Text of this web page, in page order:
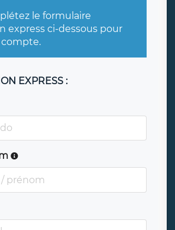
le formulaire
express ci-dessous pour
EXPRESS :